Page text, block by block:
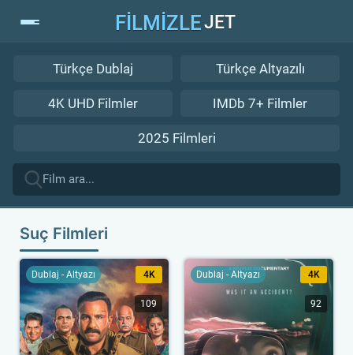
FİLMİZLEJET
Türkçe Dublaj Türkçe Altyazılı
4K UHD Filmler IMDb 7+ Filmler
2025 Filmleri
Suç Filmleri
Dublaj - Altyazı 4K
109
Dublaj - Altyazı 4K
92